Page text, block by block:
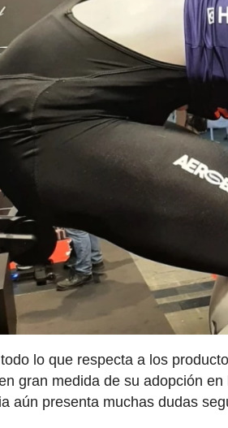
lo que respecta a los
gran medida de su adopción
aún presenta muchas dudas